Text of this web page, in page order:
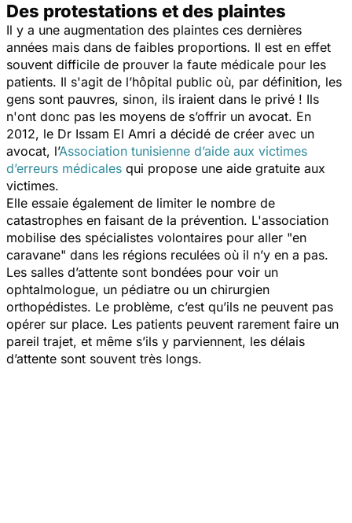
Des protestations et des plaintes
Il y a une augmentation des plaintes ces dernières
années mais dans de faibles proportions. Il est en effet
souvent difficile de prouver la faute médicale pour les
patients. Il s'agit de l’hôpital public où, par définition, les
gens sont pauvres, sinon, ils iraient dans le privé ! Ils
n'ont donc pas les moyens de s’offrir un avocat. En
2012, le Dr Issam El Amri a décidé de créer avec un
avocat, l’Association tunisienne d’aide aux victimes
d’erreurs médicales qui propose une aide gratuite aux
victimes.
Elle essaie également de limiter le nombre de
catastrophes en faisant de la prévention. L'association
mobilise des spécialistes volontaires pour aller "en
caravane" dans les régions reculées où il n’y en a pas.
Les salles d’attente sont bondées pour voir un
ophtalmologue, un pédiatre ou un chirurgien
orthopédistes. Le problème, c’est qu’ils ne peuvent pas
opérer sur place. Les patients peuvent rarement faire un
pareil trajet, et même s’ils y parviennent, les délais
d’attente sont souvent très longs.